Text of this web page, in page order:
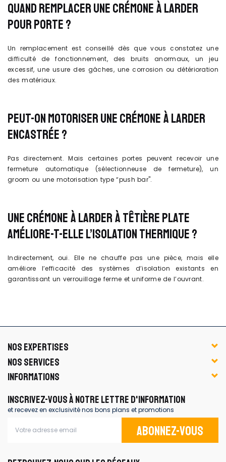
QUAND REMPLACER UNE CRÉMONE À LARDER
POUR PORTE ?
Un remplacement est conseillé dès que vous constatez une
difficulté de fonctionnement, des bruits anormaux, un jeu
excessif, une usure des gâches, une corrosion ou détérioration
des matériaux.
PEUT-ON MOTORISER UNE CRÉMONE À LARDER
ENCASTRÉE ?
Pas directement. Mais certaines portes peuvent recevoir une
fermeture automatique (sélectionneuse de fermeture), un
groom ou une motorisation type “push bar".
UNE CRÉMONE À LARDER À TÊTIÈRE PLATE
AMÉLIORE-T-ELLE L’ISOLATION THERMIQUE ?
Indirectement, oui. Elle ne chauffe pas une pièce, mais elle
améliore l’efficacité des systèmes d’isolation existants en
garantissant un verrouillage ferme et uniforme de l’ouvrant.
NOS EXPERTISES
NOS SERVICES
INFORMATIONS
INSCRIVEZ-VOUS À NOTRE LETTRE D'INFORMATION
et recevez en exclusivité nos bons plans et promotions
Abonnez-vous